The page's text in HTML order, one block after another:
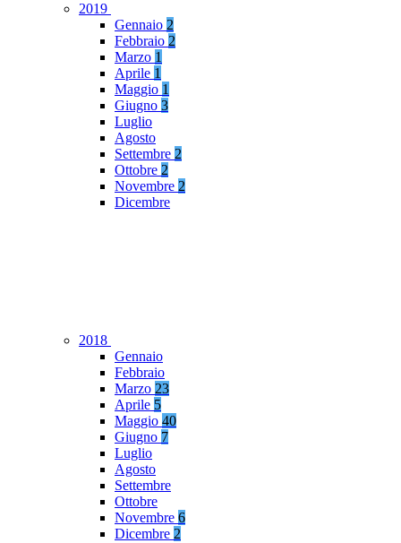
2019
Gennaio 2
Febbraio 2
Marzo 1
Aprile 1
Maggio 1
Giugno 3
Luglio
Agosto
Settembre 2
Ottobre 2
Novembre 2
Dicembre
2018
Gennaio
Febbraio
Marzo 23
Aprile 5
Maggio 40
Giugno 7
Luglio
Agosto
Settembre
Ottobre
Novembre 6
Dicembre 2